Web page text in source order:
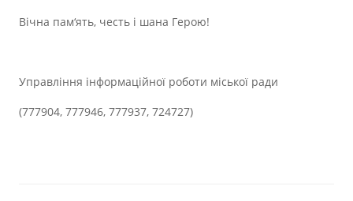
Вічна пам‘ять, честь і шана Герою!
Управління інформаційної роботи міської ради
(777904, 777946, 777937, 724727)